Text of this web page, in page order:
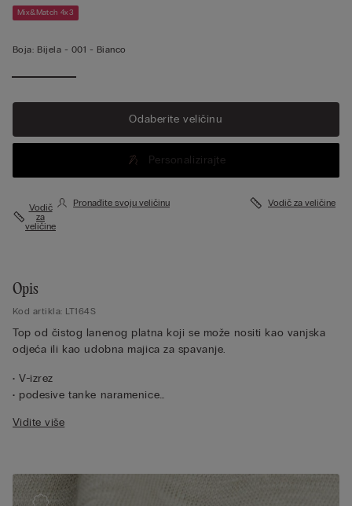
Mix&Match 4x3
Boja: Bijela - 001 - Bianco
Odaberite veličinu
Personalizirajte
Vodič
za
veličine
Pronađite svoju veličinu Vodič za veličine
Opis
Kod artikla: LT164S
Top od čistog lanenog platna koji se može nositi kao vanjska
odjeća ili kao udobna majica za spavanje.
• V-izrez
• podesive tanke naramenice
• klasičan kroj
Vidite više